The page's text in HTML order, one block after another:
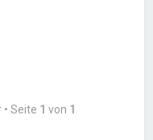
Seite 1 von 1